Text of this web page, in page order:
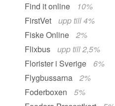
Find it online
10%
FirstVet
upp till 4%
Fiske Online
2%
Flixbus
upp till 2,5%
Florister i Sverige
6%
Flygbussarna
2%
Foderboxen
5%